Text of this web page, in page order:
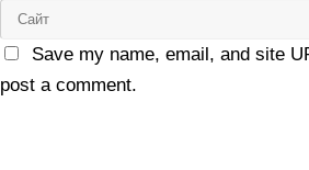
Save my name, email, and site
post a comment.